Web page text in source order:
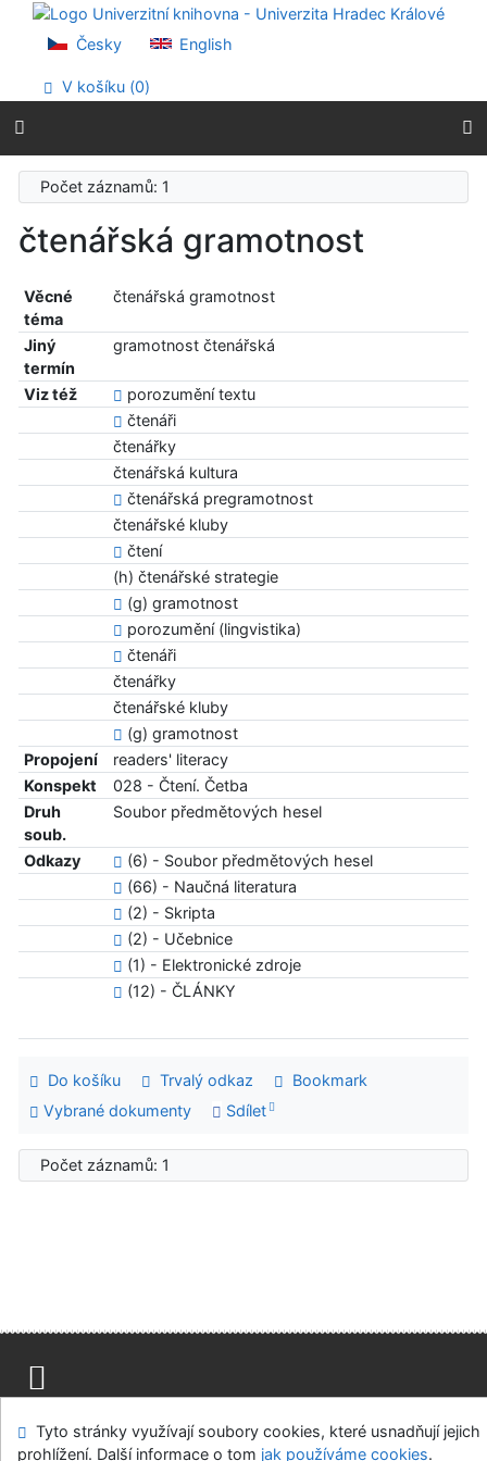
Přejít na obsah
Přejít na menu
Prohlášení o webové přístupnosti
Česky English
V košíku (0)
Počet záznamů: 1
čtenářská gramotnost
Věcné
téma
čtenářská gramotnost
Jiný
termín
gramotnost čtenářská
Viz též
porozumění textu
čtenáři
čtenářky
čtenářská kultura
čtenářská pregramotnost
čtenářské kluby
čtení
(h) čtenářské strategie
(g) gramotnost
porozumění (lingvistika)
čtenáři
čtenářky
čtenářské kluby
(g) gramotnost
Propojení
readers' literacy
Konspekt
028 - Čtení. Četba
Druh
soub.
Soubor předmětových hesel
Odkazy
(6) - Soubor předmětových hesel
(66) - Naučná literatura
(2) - Skripta
(2) - Učebnice
(1) - Elektronické zdroje
(12) - ČLÁNKY
Do košíku Trvalý odkaz
Bookmark
Vybrané dokumenty
Sdílet
Počet záznamů: 1
Modul OpenSearch
Napište nám Nastavení cookies
Tyto stránky využívají soubory cookies, které usnadňují jejich
prohlížení. Další informace o tom jak používáme cookies.